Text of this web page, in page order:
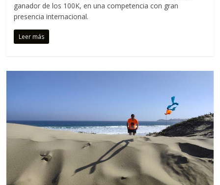
ganador de los 100K, en una competencia con gran
presencia internacional.
Leer más